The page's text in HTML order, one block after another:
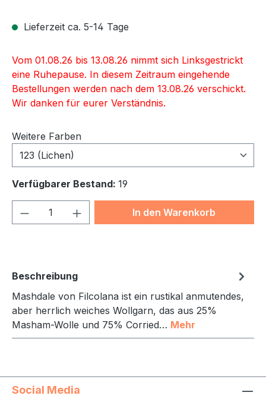
Lieferzeit ca. 5-14 Tage
Vom 01.08.26 bis 13.08.26 nimmt sich Linksgestrickt
eine Ruhepause. In diesem Zeitraum eingehende
Bestellungen werden nach dem 13.08.26 verschickt.
Wir danken für eurer Verständnis.
Weitere Farben
123 (Lichen)
Verfügbarer Bestand: 19
Produkt Anzahl: Gib denIn den Warenkorb
Beschreibung
Mashdale von Filcolana ist ein rustikal anmutendes,
aber herrlich weiches Wollgarn, das aus 25%
Masham-Wolle und 75% Corried… Mehr
Social Media